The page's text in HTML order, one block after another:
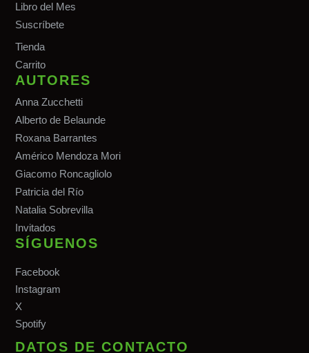
Libro del Mes
Suscríbete
Tienda
Carrito
AUTORES
Anna Zucchetti
Alberto de Belaunde
Roxana Barrantes
Américo Mendoza Mori
Giacomo Roncagliolo
Patricia del Río
Natalia Sobrevilla
Invitados
SÍGUENOS
Facebook
Instagram
X
Spotify
DATOS DE CONTACTO